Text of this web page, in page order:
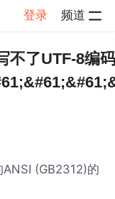
登录 频道
不了UTF-8编
(GB2312)的